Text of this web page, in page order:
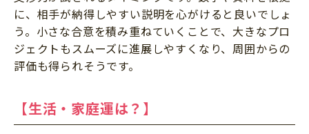
に、相手が納得しやすい説明を心がけると良いでしょ
う。小さな合意を積み重ねていくことで、大きなプロ
ジェクトもスムーズに進展しやすくなり、周囲からの
評価も得られそうです。
【生活・家庭運は？】